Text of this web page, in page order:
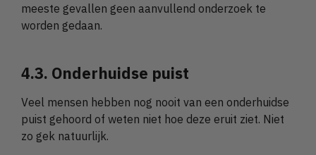
meeste gevallen geen aanvullend onderzoek te
worden gedaan.
4.3. Onderhuidse puist
Veel mensen hebben nog nooit van een onderhuidse
puist gehoord of weten niet hoe deze eruit ziet. Niet
zo gek natuurlijk.